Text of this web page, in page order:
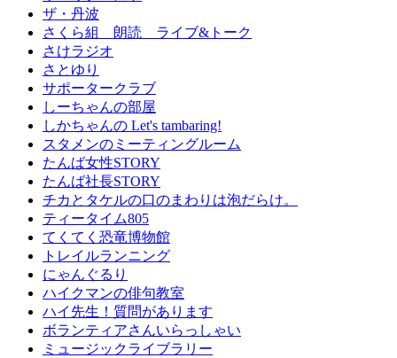
ザ・丹波
さくら組 朗読 ライブ&トーク
さけラジオ
さとゆり
サポータークラブ
しーちゃんの部屋
しかちゃんの Let's tambaring!
スタメンのミーティングルーム
たんば女性STORY
たんば社長STORY
チカとタケルの口のまわりは泡だらけ。
ティータイム805
てくてく恐竜博物館
トレイルランニング
にゃんぐるり
ハイクマンの俳句教室
ハイ先生！質問があります
ボランティアさんいらっしゃい
ミュージックライブラリー